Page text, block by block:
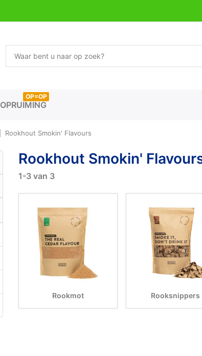
OPRUIMING
OP=OP
Rookhout Smokin' Flavours
Rookhout Smokin'
1-3 van 3
Rookmot Rooksnippers